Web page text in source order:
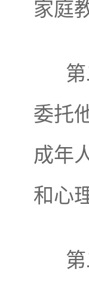
家庭
委托
成年
和心